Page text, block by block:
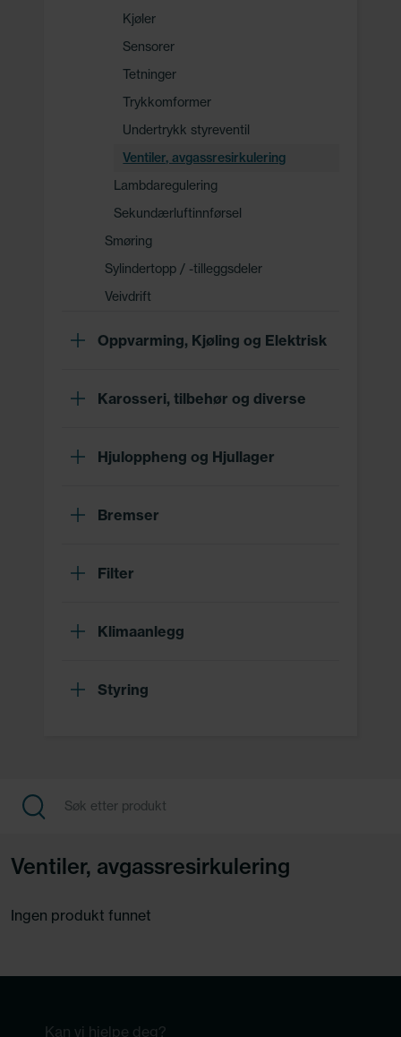
Kjøler
Sensorer
Tetninger
Trykkomformer
Undertrykk styreventil
Ventiler, avgassresirkulering
Lambdaregulering
Sekundærluftinnførsel
Smøring
Sylindertopp / -tilleggsdeler
Veivdrift
Oppvarming, Kjøling og Elektrisk
Karosseri, tilbehør og diverse
Hjuloppheng og Hjullager
Bremser
Filter
Klimaanlegg
Styring
Ventiler, avgassresirkulering
Ingen produkt funnet
Kan vi hjelpe deg?